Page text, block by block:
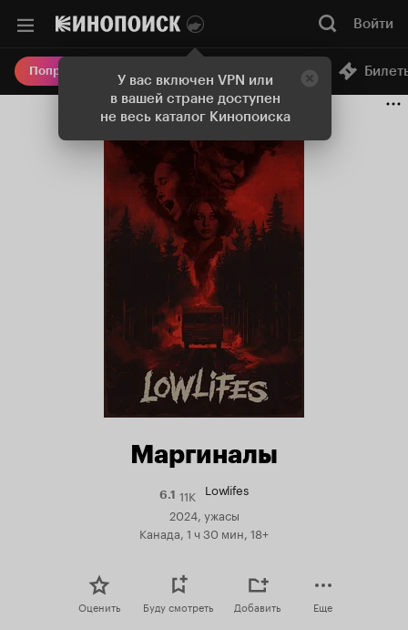
У вас включен VPN или
в вашей стране доступен
не весь каталог Кинопоиска
Войти
Попробовать Плюс Онлайн-кинотеатр
Маргиналы
6.1Рейтинг
Кинопоиска
11K Lowlifes
2024, ужасы
Канада, 1 ч 30 мин, 18+
Оценить Буду смотреть Добавить Еще